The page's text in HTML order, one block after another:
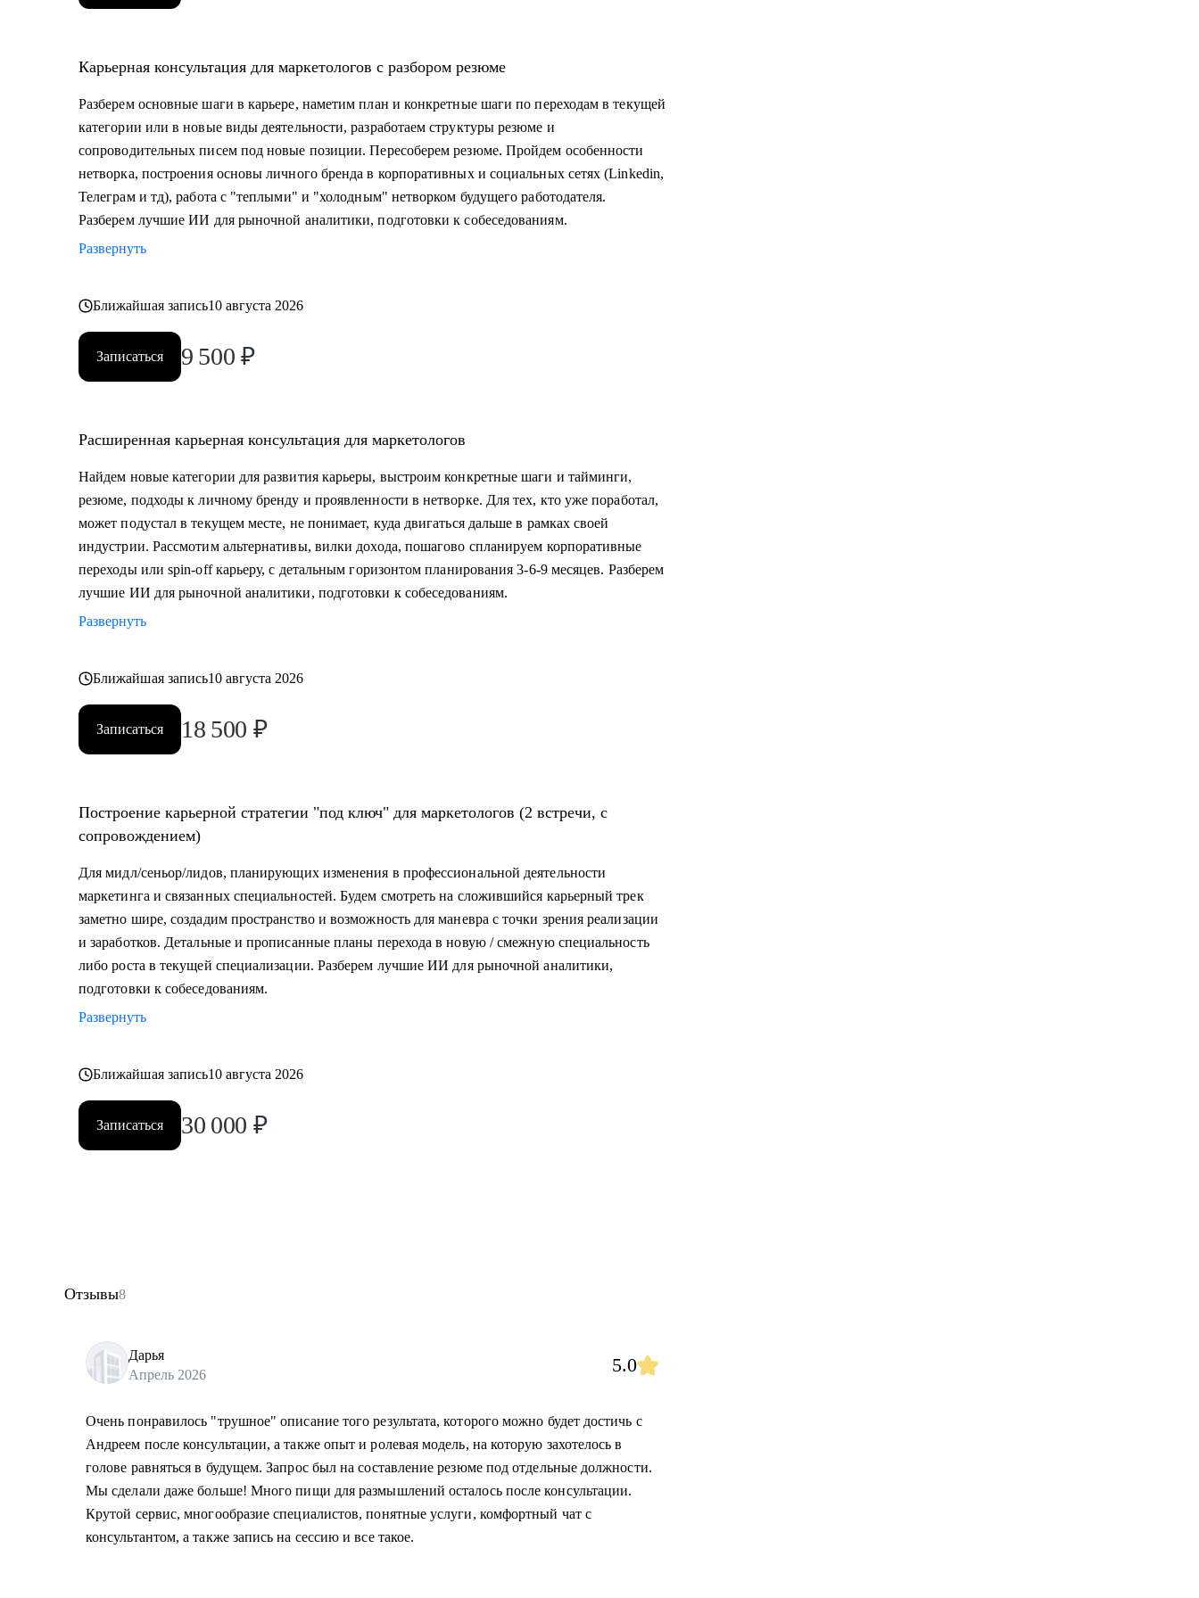
растут к уровню Senior, Lead или CMO.
• Руководителям и СМО, которым нужна внешняя точка зрения.
• Владельцам бизнеса и предпринимателям, выстраивающим маркетинг.
Карьерная консультация для маркетологов с разбором резюме
Разберем основные шаги в карьере, наметим план и конкретные шаги по переходам в текущей
категории или в новые виды деятельности, разработаем структуры резюме и
сопроводительных писем под новые позиции. Пересоберем резюме. Пройдем особенности
нетворка, построения основы личного бренда в корпоративных и социальных сетях (Linkedin,
Телеграм и тд), работа с "теплыми" и "холодным" нетворком будущего работодателя.
Разберем лучшие ИИ для рыночной аналитики, подготовки к собеседованиям.
Развернуть
Ближайшая запись10 августа 2026
Записаться 9 500 ₽
Расширенная карьерная консультация для маркетологов
Найдем новые категории для развития карьеры, выстроим конкретные шаги и тайминги,
резюме, подходы к личному бренду и проявленности в нетворке. Для тех, кто уже поработал,
может подустал в текущем месте, не понимает, куда двигаться дальше в рамках своей
индустрии. Рассмотим альтернативы, вилки дохода, пошагово спланируем корпоративные
переходы или spin-off карьеру, с детальным горизонтом планирования 3-6-9 месяцев. Разберем
лучшие ИИ для рыночной аналитики, подготовки к собеседованиям.
Развернуть
Ближайшая запись10 августа 2026
Записаться 18 500 ₽
Построение карьерной стратегии "под ключ" для маркетологов (2 встречи, с
сопровождением)
Для мидл/сеньор/лидов, планирующих изменения в профессиональной деятельности
маркетинга и связанных специальностей. Будем смотреть на сложившийся карьерный трек
заметно шире, создадим пространство и возможность для маневра с точки зрения реализации
и заработков. Детальные и прописанные планы перехода в новую / смежную специальность
либо роста в текущей специализации. Разберем лучшие ИИ для рыночной аналитики,
подготовки к собеседованиям.
Развернуть
Ближайшая запись10 августа 2026
Записаться 30 000 ₽
Отзывы8
Дарья
Апрель 2026
5.0
Очень понравилось "трушное" описание того результата, которого можно будет достичь с
Андреем после консультации, а также опыт и ролевая модель, на которую захотелось в
голове равняться в будущем. Запрос был на составление резюме под отдельные должности.
Мы сделали даже больше! Много пищи для размышлений осталось после консультации.
Крутой сервис, многообразие специалистов, понятные услуги, комфортный чат с
консультантом, а также запись на сессию и все такое.